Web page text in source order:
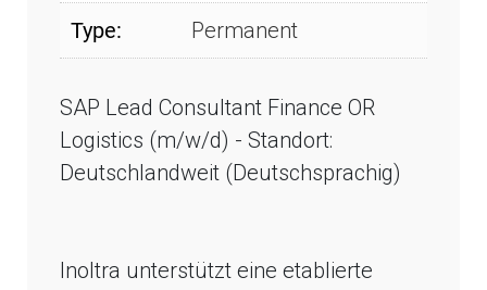
Type: Permanent
SAP Lead Consultant Finance OR
Logistics (m/w/d) - Standort:
Deutschlandweit (Deutschsprachig)
Inoltra unterstützt eine etablierte